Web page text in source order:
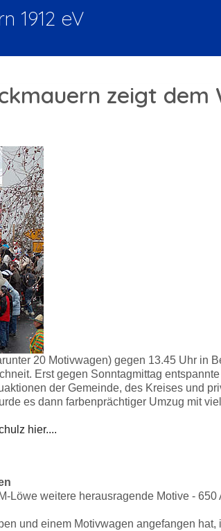
1912 eV
zeigt
20 Motivwagen) gegen 13.45 Uhr in
Erst gegen Sonntagmittag
der Gemeinde, des Kreises und
es dann farbenprächtiger Umzug mit
hier....
Löwe weitere herausragende Motive - 650
und einem Motivwagen angefangen